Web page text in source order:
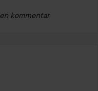
kommentar
4 måneder